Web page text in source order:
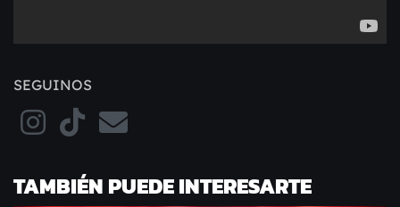
SEGUINOS
TAMBIÉN PUEDE INTERESARTE